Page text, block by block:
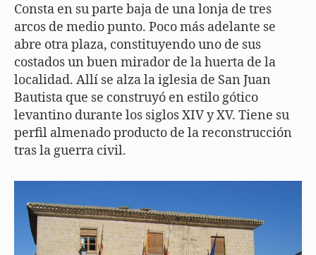
Consta en su parte baja de una lonja de tres
arcos de medio punto. Poco más adelante se
abre otra plaza, constituyendo uno de sus
costados un buen mirador de la huerta de la
localidad. Allí se alza la iglesia de San Juan
Bautista que se construyó en estilo gótico
levantino durante los siglos XIV y XV. Tiene su
perfil almenado producto de la reconstrucción
tras la guerra civil.